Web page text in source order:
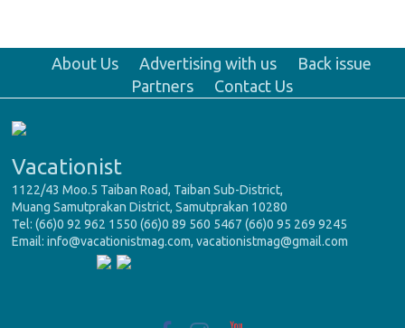
About Us Advertising with us
Back issue
Partners
Contact Us
Vacationist
1122/43 Moo.5 Taiban Road, Taiban Sub-District,
Muang Samutprakan District, Samutprakan 10280
Tel: (66)0 92 962 1550 (66)0 89 560 5467 (66)0 95 269 9245
Email: info@vacationistmag.com, vacationistmag@gmail.com